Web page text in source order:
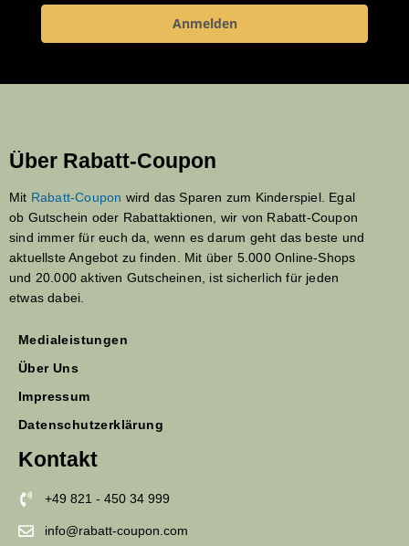
Anmelden
Über Rabatt-Coupon
Mit Rabatt-Coupon wird das Sparen zum Kinderspiel. Egal
ob Gutschein oder Rabattaktionen, wir von Rabatt-Coupon
sind immer für euch da, wenn es darum geht das beste und
aktuellste Angebot zu finden. Mit über 5.000 Online-Shops
und 20.000 aktiven Gutscheinen, ist sicherlich für jeden
etwas dabei.
Medialeistungen
Über Uns
Impressum
Datenschutzerklärung
Kontakt
+49 821 - 450 34 999
info@rabatt-coupon.com